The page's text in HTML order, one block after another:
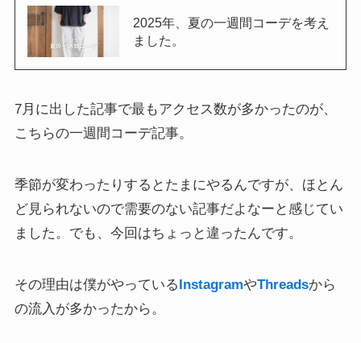
2025年、夏の一週間コーデを考え
ました。
7月に出した記事で最もアクセス数が多かったのが、
こちらの一週間コーデ記事。
季節が変わったりするとたまにやるんですが、ほとん
ど見られないので需要のない記事だよなーと感じてい
ました。でも、今回はちょっと違ったんです。
その理由は僕がやっている InstagramやThreadsから
の流入が多かったから。